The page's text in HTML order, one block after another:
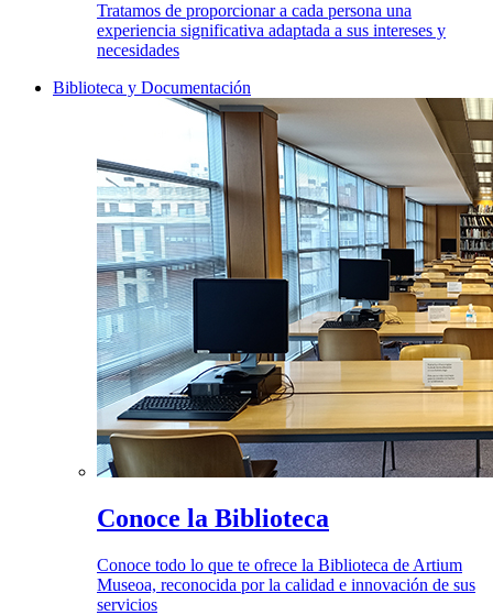
Tratamos de proporcionar a cada persona una
experiencia significativa adaptada a sus intereses y
necesidades
Biblioteca y Documentación
Conoce la Biblioteca
Conoce todo lo que te ofrece la Biblioteca de Artium
Museoa, reconocida por la calidad e innovación de sus
servicios